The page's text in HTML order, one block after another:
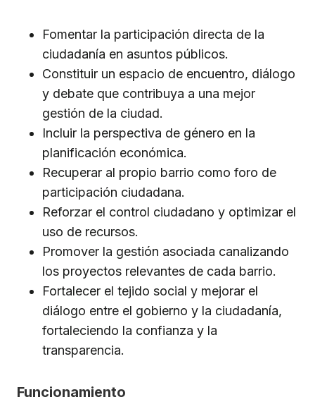
Fomentar la participación directa de la
ciudadanía en asuntos públicos.
Constituir un espacio de encuentro, diálogo
y debate que contribuya a una mejor
gestión de la ciudad.
Incluir la perspectiva de género en la
planificación económica.
Recuperar al propio barrio como foro de
participación ciudadana.
Reforzar el control ciudadano y optimizar el
uso de recursos.
Promover la gestión asociada canalizando
los proyectos relevantes de cada barrio.
Fortalecer el tejido social y mejorar el
diálogo entre el gobierno y la ciudadanía,
fortaleciendo la confianza y la
transparencia.
Funcionamiento